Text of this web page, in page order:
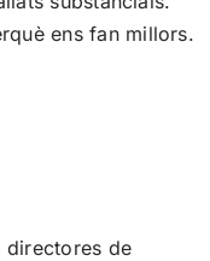
ens fan millors.
directores de